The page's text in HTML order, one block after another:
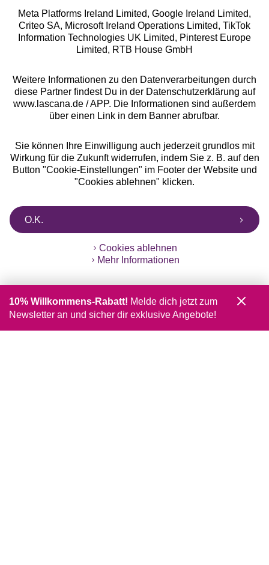
Alle Preise inkl. MwSt., zzgl.
Versandkosten
** Bonität vorausgesetzt, berechtigt zur Bonitätsprüfung
Meta Platforms Ireland Limited, Google Ireland Limited,
Criteo SA, Microsoft Ireland Operations Limited, TikTok
Information Technologies UK Limited, Pinterest Europe
Limited, RTB House GmbH
Weitere Informationen zu den Datenverarbeitungen durch
diese Partner findest Du in der Datenschutzerklärung auf
www.lascana.de / APP. Die Informationen sind außerdem
über einen Link in dem Banner abrufbar.
Sie können Ihre Einwilligung auch jederzeit grundlos mit
Wirkung für die Zukunft widerrufen, indem Sie z. B. auf den
Button "Cookie-Einstellungen" im Footer der Website und
"Cookies ablehnen" klicken.
O.K.
Cookies ablehnen
Mehr Informationen
10% Willkommens-Rabatt! Melde dich jetzt zum
Newsletter an und sicher dir exklusive Angebote!